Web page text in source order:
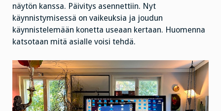
näytön kanssa. Päivitys asennettiin. Nyt
käynnistymisessä on vaikeuksia ja joudun
käynnistelemään konetta useaan kertaan. Huomenna
katsotaan mitä asialle voisi tehdä.